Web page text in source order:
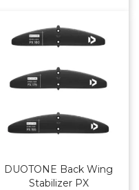
DUOTONE Back Wing
Stabilizer PX